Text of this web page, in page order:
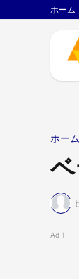
ホーム
ホーム
Ad 1